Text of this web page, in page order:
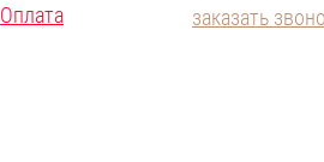
Оплата
заказать